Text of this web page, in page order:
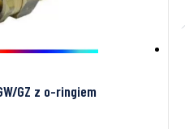
GZ z o-ringiem